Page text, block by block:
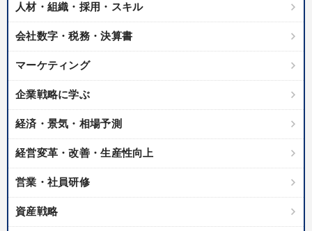
会社をつくる厳選講話
マーケティング 経営戦略・経営実務
業種
IT・サービス・金融業 コンサルタント 専門家
人材・組織・採用・スキル
会社数字・税務・決算書
マーケティング
企業戦略に学ぶ
経済・景気・相場予測
経営変革・改善・生産性向上
営業・社員研修
資産戦略